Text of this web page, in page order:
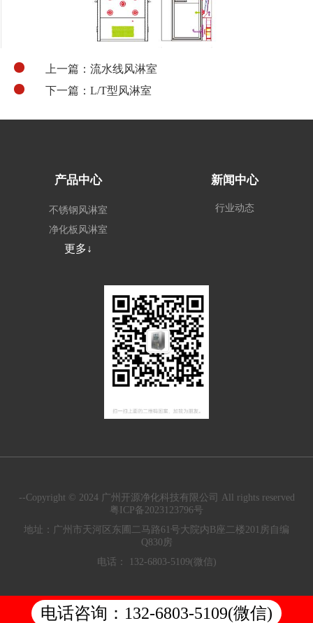
上一篇：流水线风淋室
下一篇：L/T型风淋室
产品中心
不锈钢风淋室
净化板风淋室
外冷板风淋室
其他无尘车间配套
更多↓
新闻中心
行业动态
--Copyright © 2024 广州开源净化科技有限公司 All rights reserved
粤ICP备2023123796号
地址：广州市天河区东圃二马路61号大院内B座二楼201房自编
Q830房
电话： 132-6803-5109(微信)
电话咨询：132-6803-5109(微信)